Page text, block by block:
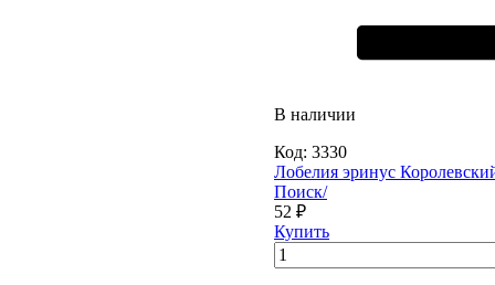
В наличии
Код: 3330
Лобелия эринус
Поиск/
52 ₽
Купить